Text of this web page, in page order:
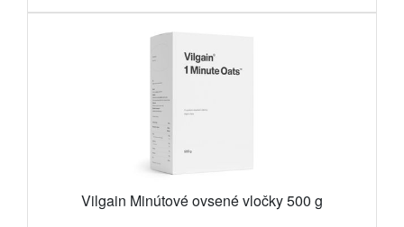
Vilgain Minútové ovsené vločky 500 g